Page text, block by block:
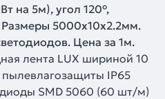
на 5м), угол 120°,
Размеры 5000х10x2.2мм.
Цена за 1м.
лента LUX шириной 10
IP65
SMD 5060 (60 шт/м)